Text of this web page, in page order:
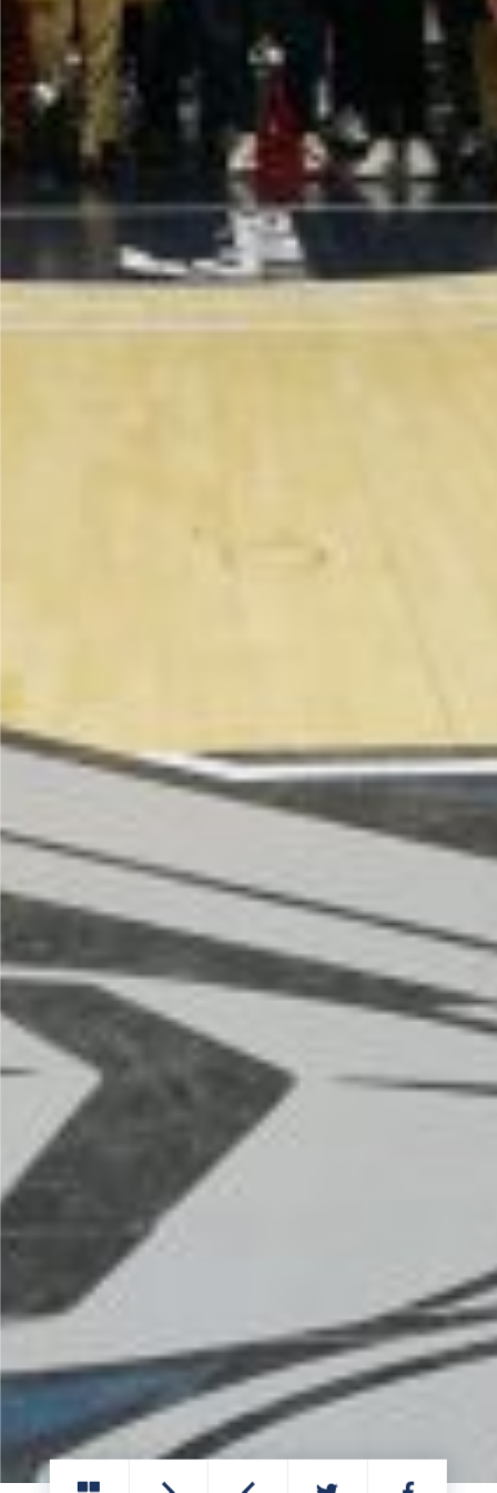
PARTAGER PARTAGER